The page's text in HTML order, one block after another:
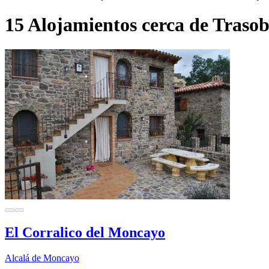
15 Alojamientos cerca de
El Corralico del Moncayo
Alcalá de Moncayo